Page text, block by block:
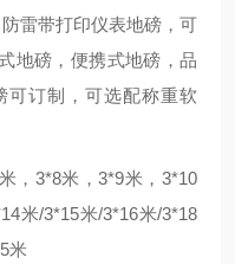
雷带打印仪表地磅，可
地磅，便携式地磅，品
可订制，可选配称重软
，3*8米，3*9米，3*10
米/3*15米/3*16米/3*18
米